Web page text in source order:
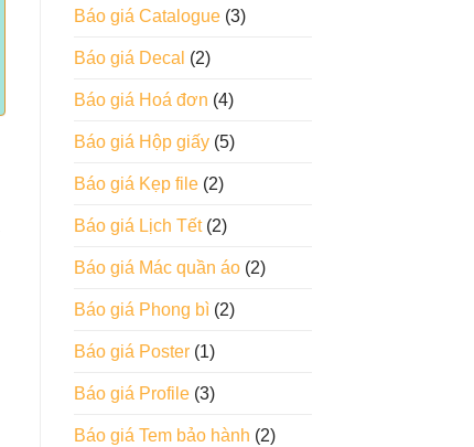
Báo giá Catalogue(3)
Báo giá Decal (2)
Báo giá Hoá đơn (4)
Báo giá Hộp giấy(5)
Báo giá Kẹp file(2)
Báo giá Lịch Tết(2)
Báo giá Mác quần áo(2)
Báo giá Phong bì(2)
Báo giá Poster(1)
Báo giá Profile(3)
Báo giá Tem bảo hành (2)